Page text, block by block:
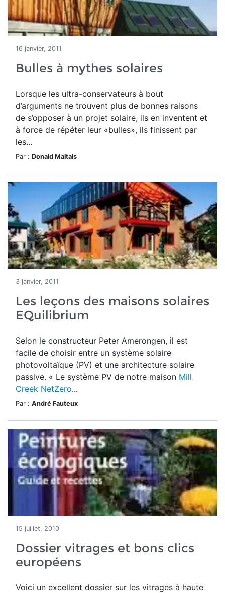
16 janvier, 2011
Bulles à mythes solaires
Lorsque les ultra-conservateurs à bout
d’arguments ne trouvent plus de bonnes raisons
de s’opposer à un projet solaire, ils en inventent et
à force de répéter leur «bulles», ils finissent par
les...
Par : Donald Maltais
3 janvier, 2011
Les leçons des maisons solaires
EQuilibrium
Selon le constructeur Peter Amerongen, il est
facile de choisir entre un système solaire
photovoltaïque (PV) et une architecture solaire
passive. « Le système PV de notre maison Mill
Creek NetZero...
Par : André Fauteux
15 juillet, 2010
Dossier vitrages et bons clics
européens
Voici un excellent dossier sur les vitrages à haute